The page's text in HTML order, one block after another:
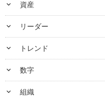
keyboard_arrow_down 資産
keyboard_arrow_down リーダー
keyboard_arrow_down トレンド
keyboard_arrow_down 数字
keyboard_arrow_down 組織